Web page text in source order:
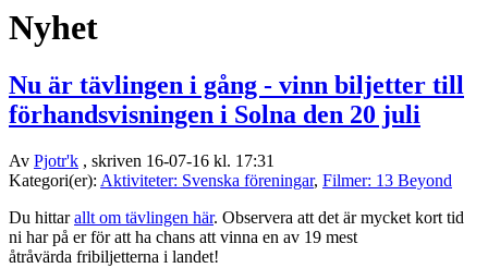
Nyhet
Nu är tävlingen i gång - vinn biljetter till
förhandsvisningen i Solna den 20 juli
Av Pjotr'k , skriven 16-07-16 kl. 17:31
Kategori(er): Aktiviteter: Svenska föreningar, Filmer: 13 Beyond
Du hittarallt om tävlingen här. Observera att det är mycket kort tid
ni har på er för att ha chans att vinna en av 19 mest
åtråvärda fribiljetterna i landet!